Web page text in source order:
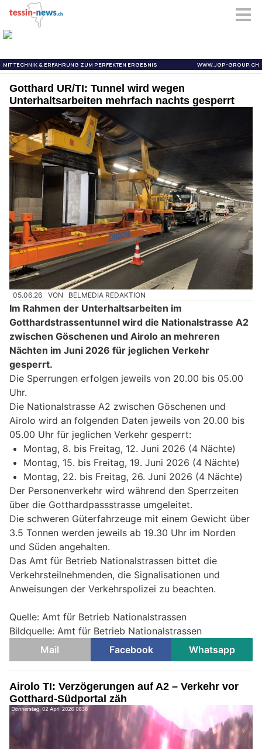
Gotthard UR/TI: Tunnel wird wegen
Unterhaltsarbeiten mehrfach nachts gesperrt
05.06.26 VON BELMEDIA REDAKTION
Im Rahmen der Unterhaltsarbeiten im
Gotthardstrassentunnel wird die Nationalstrasse A2
zwischen Göschenen und Airolo an mehreren
Nächten im Juni 2026 für jeglichen Verkehr
gesperrt.
Die Sperrungen erfolgen jeweils von 20.00 bis 05.00
Uhr.
Die Nationalstrasse A2 zwischen Göschenen und
Airolo wird an folgenden Daten jeweils von 20.00 bis
05.00 Uhr für jeglichen Verkehr gesperrt:
Montag, 8. bis Freitag, 12. Juni 2026 (4 Nächte)
Montag, 15. bis Freitag, 19. Juni 2026 (4 Nächte)
Montag, 22. bis Freitag, 26. Juni 2026 (4 Nächte)
Der Personenverkehr wird während den Sperrzeiten
über die Gotthardpassstrasse umgeleitet.
Die schweren Güterfahrzeuge mit einem Gewicht über
3.5 Tonnen werden jeweils ab 19.30 Uhr im Norden
und Süden angehalten.
Das Amt für Betrieb Nationalstrassen bittet die
Verkehrsteilnehmenden, die Signalisationen und
Anweisungen der Verkehrspolizei zu beachten.
Quelle: Amt für Betrieb Nationalstrassen
Bildquelle: Amt für Betrieb Nationalstrassen
Mail
Facebook Whatsapp
Airolo TI: Verzögerungen auf A2 – Verkehr vor
Gotthard-Südportal zäh